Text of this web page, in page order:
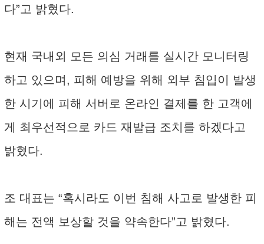
다”고 밝혔다.
현재 국내외 모든 의심 거래를 실시간 모니터링
하고 있으며, 피해 예방을 위해 외부 침입이 발생
한 시기에 피해 서버로 온라인 결제를 한 고객에
게 최우선적으로 카드 재발급 조치를 하겠다고
밝혔다.
조 대표는 “혹시라도 이번 침해 사고로 발생한 피
해는 전액 보상할 것을 약속한다”고 밝혔다.